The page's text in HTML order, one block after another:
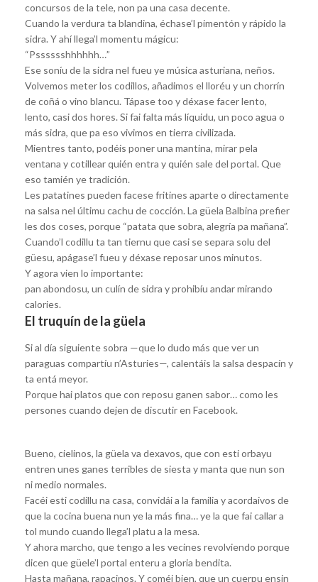
concursos de la tele, non pa una casa decente.
Cuando la verdura ta blandina, échase’l pimentón y rápido la
sidra. Y ahí llega’l momentu mágicu:
“Psssssshhhhhh…”
Ese soníu de la sidra nel fueu ye música asturiana, neños.
Volvemos meter los codillos, añadimos el lloréu y un chorrín
de coñá o vino blancu. Tápase too y déxase facer lento,
lento, casi dos hores. Si fai falta más líquidu, un poco agua o
más sidra, que pa eso vivimos en tierra civilizada.
Mientres tanto, podéis poner una mantina, mirar pela
ventana y cotillear quién entra y quién sale del portal. Que
eso tamién ye tradición.
Les patatines pueden facese fritines aparte o directamente
na salsa nel últimu cachu de cocción. La güela Balbina prefier
les dos coses, porque “patata que sobra, alegría pa mañana”.
Cuando’l codillu ta tan tiernu que casi se separa solu del
güesu, apágase’l fueu y déxase reposar unos minutos.
Y agora vien lo importante:
pan abondosu, un culín de sidra y prohibíu andar mirando
calories.
El truquín de la güela
Si al día siguiente sobra —que lo dudo más que ver un
paraguas compartíu n’Asturies—, calentáis la salsa despacín y
ta entá meyor.
Porque hai platos que con reposu ganen sabor… como les
persones cuando dejen de discutir en Facebook.
Bueno, cielinos, la güela va dexavos, que con esti orbayu
entren unes ganes terribles de siesta y manta que nun son
ni medio normales.
Facéi esti codillu na casa, convidái a la familia y acordaivos de
que la cocina buena nun ye la más fina… ye la que fai callar a
tol mundo cuando llega’l platu a la mesa.
Y ahora marcho, que tengo a les vecines revolviendo porque
dicen que güele’l portal enteru a gloria bendita.
Hasta mañana, rapacinos. Y coméi bien, que un cuerpu ensin